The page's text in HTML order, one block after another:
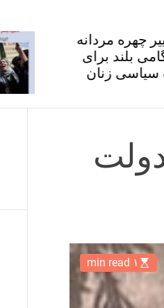
مردانه
برای
زنان
۱ min read